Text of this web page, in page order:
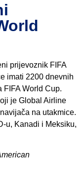
prijevoznik FIFA
imati 2200 dnevnih
FIFA World Cup.
je Global Airline
na utakmice.
u, Kanadi i Meksiku,